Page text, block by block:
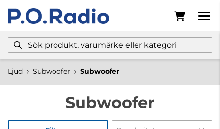
Ljud Subwoofer Subwoofer
Subwoofer